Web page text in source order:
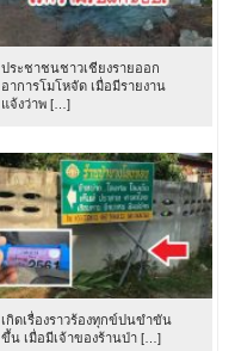
ประชาชนชาวเชียงรายออก
อาการโมโหจัด เมื่อมีรายงาน
แจ้งว่าพ […]
เกิดเรื่องราวร้องทุกข์ปนขำขัน
ขึ้น เมื่อมีเจ้าของร้านป่า […]